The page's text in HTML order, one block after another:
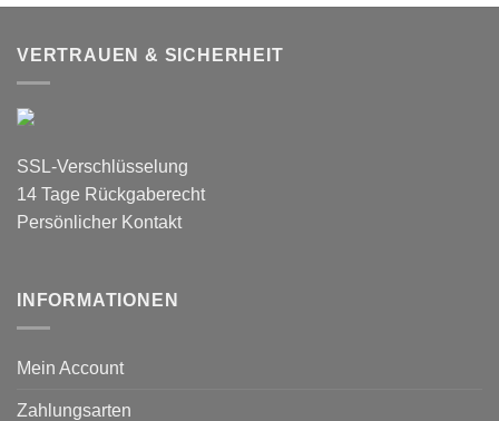
VERTRAUEN & SICHERHEIT
SSL-Verschlüsselung
14 Tage Rückgaberecht
Persönlicher Kontakt
INFORMATIONEN
Mein Account
Zahlungsarten